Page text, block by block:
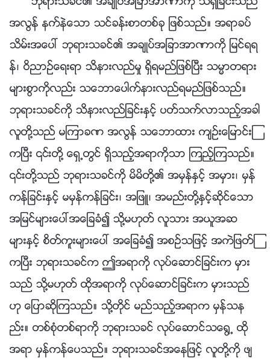
အလြန္ နက္နဲေသာ သင္ခန္းစာတစ္ခု ျဖစ္သည္။ အရာခပ္
သိမ္းအေပၚ ဘုရားသခင္၏ အခ်ဳပ္အျခာအာဏာကို ျမင္ရရ
န္၊ ဝိညာဥ္ေရးရာ သိနားလည္မႈ ရွိရမည္ျဖစ္ၿပီး သမၼာတရား
မ်ားစြာကိုလည္း သေဘာေပါက္နားလည္ရမည္ျဖစ္သည္။
ဘုရားသခင္ကို သိနားလည္ျခင္းႏွင့္ ပတ္သက္လာသည့္အခါ
လူတို႔သည္ မၾကာခဏ အလြန္ သေဘာထား က်ဥ္းေျမာင္းၾ
ကၿပီး ၎တို႔ ေရွ႕တြင္ ရွိသည့္အရာကိုသာ ၾကည့္ၾကသည္။
၎တို႔သည္ ဘုရားသခင္ကို မိမိတို႔၏ အမွန္ႏွင့္ အမွား၊ မွန္
ကန္ျခင္းႏွင့္ မမွန္ကန္ျခင္း၊ အျဖဴ၊ အမည္းတို႔ႏွင့္ဆိုင္ေသာ
အျမင္မ်ားေပၚအေျခခံ၍ သို႔မဟုတ္ လူသား အယူအဆ
မ်ားႏွင့္ စိတ္ကူးမ်ားေပၚ အေျခခံ၍ အစဥ္သျဖင့္ အကဲျဖတ္ၾ
ကၿပီး ဘုရားသခင္က ဤအရာကို လုပ္ေဆာင္ျခင္းက မွား
သည္ သို႔မဟုတ္ ထိုအရာကို လုပ္ေဆာင္ျခင္းက မွားသည္
ဟု ေျပာဆိုၾကသည္။ သို႔တိုင္ မည္သည့္အရာက မွန္သန
ည္း။ တစ္စုံတစ္ရာကို ဘုရားသခင္ လုပ္ေဆာင္သေ႐ြ႕ ထို
အရာ မွန္ကန္ေပသည္။ ဘုရားသခင္အေနျဖင့္ လူတို႔ကို ဖ်